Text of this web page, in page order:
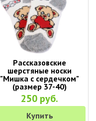
Рассказовские
шерстяные носки
"Мишка с сердечком"
(размер 37-40)
250 руб.
Купить